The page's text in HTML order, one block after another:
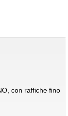
con raffiche fino